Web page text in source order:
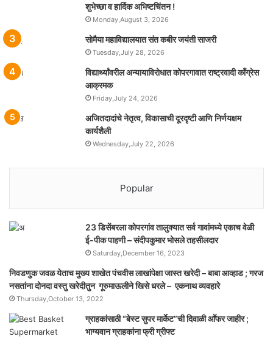
शुभेच्छा व हार्दिक अभिष्टचिंतन !
Monday,August 3, 2026
सोमैया महाविद्यालयात संत कबीर जयंती साजरी
Tuesday,July 28, 2026
विद्यार्थ्यांवरील अन्यायाविरोधात कोपरगावात राष्ट्रवादी काँग्रेस
आक्रमक
Friday,July 24, 2026
अजितदादांचे नेतृत्व, विकासाची दूरदृष्टी आणि निर्णयक्षम
कार्यशैली
Wednesday,July 22, 2026
Popular
23 डिसेंबरला कोपरगांव तालुक्‍यात सर्व गावांमध्ये एकाच वेळी
ई-पीक पाहणी – संदीपकुमार भोसले तहसीलदार
Saturday,December 16, 2023
निवडणुक जवळ येताच मुख्य शाखेत पंचवीस लाखांपेक्षा जास्त खरेदी – बाबा आव्हाड ; गरज
नसतांना दोनदा वस्तु खरेदीतुन गूरुमाऊलीने खिसे धरले – एकनाथ व्यवहारे
Thursday,October 13, 2022
ग्राहकांसाठी “बेस्ट सुपर मार्केट”ची दिवाळी आॕफर जाहीर ;
भाग्यवान ग्राहकांना फ्री ग्रीफ्ट